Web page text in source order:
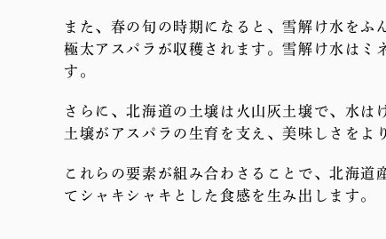
また、春の旬の時期になると、雪解け水をふ
極太アスパラが収穫されます。雪解け水はミ
す。
さらに、北海道の土壌は火山灰土壌で、水は
土壌がアスパラの生育を支え、美味しさをよ
これらの要素が組み合わさることで、北海道
てシャキシャキとした食感を生み出します。